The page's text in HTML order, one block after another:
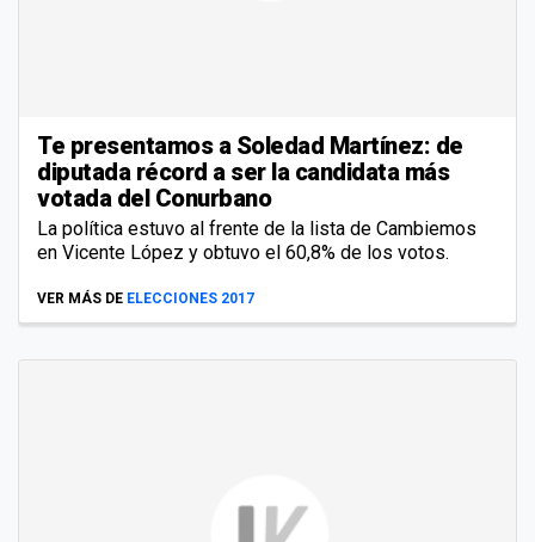
Te presentamos a Soledad Martínez: de
diputada récord a ser la candidata más
votada del Conurbano
La política estuvo al frente de la lista de Cambiemos
en Vicente López y obtuvo el 60,8% de los votos.
VER MÁS DE ELECCIONES 2017